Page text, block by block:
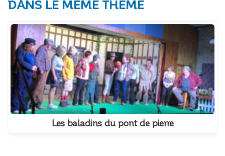
DANS LE MÊME THÈME
Les baladins du pont de pierre